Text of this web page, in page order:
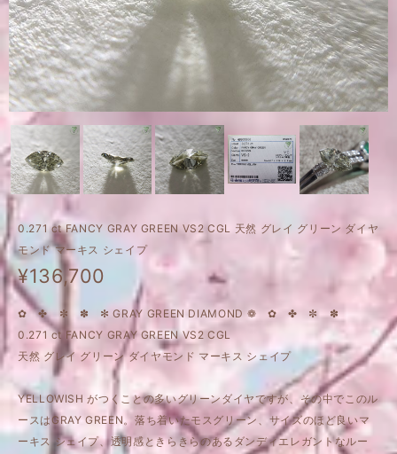
0.271 ct FANCY GRAY GREEN VS2 CGL 天然 グレイ グリーン ダイヤ
モンド マーキス シェイプ
¥136,700
✿ ✤ ✼ ✽ ✻ GRAY GREEN DIAMOND ❁ ✿ ✤ ✼ ✽
0.271 ct FANCY GRAY GREEN VS2 CGL
天然 グレイ グリーン ダイヤモンド マーキス シェイプ
YELLOWISH がつくことの多いグリーンダイヤですが、その中でこのル
ースはGRAY GREEN。落ち着いたモスグリーン、サイズのほど良いマ
ーキス シェイプ、透明感ときらきらのあるダンディエレガントなルー